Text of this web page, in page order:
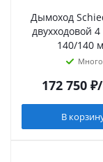
Дымоход
двухходовой
140/140
Много
172 750₽
В